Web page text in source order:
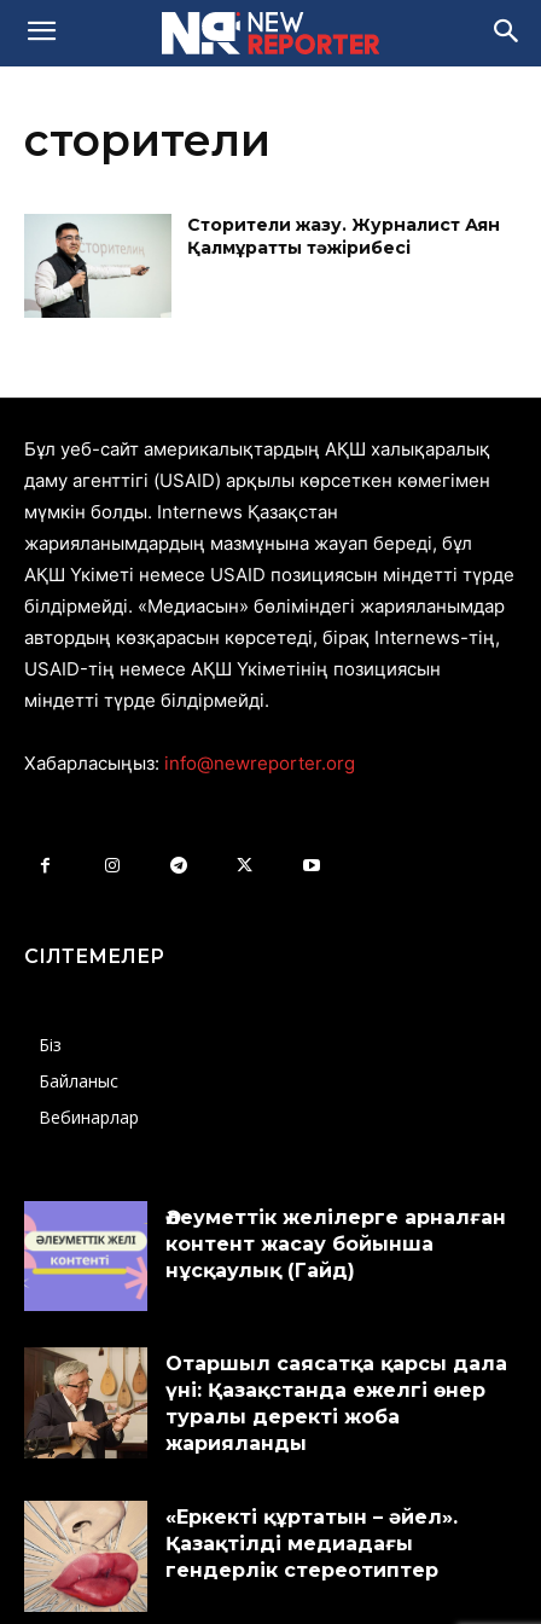
сторителиң
Сторителиң жазу. Журналист Аян
Қалмұраттың тәжірибесі
Бұл уеб-сайт америкалықтардың АҚШ халықаралық
даму агенттігі (USAID) арқылы көрсеткен көмегімен
мүмкін болды. Internews Қазақстан
жарияланымдардың мазмұнына жауап береді, бұл
АҚШ Үкіметі немесе USAID позициясын міндетті түрде
білдірмейді. «Медиасын» бөліміндегі жарияланымдар
автордың көзқарасын көрсетеді, бірақ Internews-тің,
USAID-тің немесе АҚШ Үкіметінің позициясын
міндетті түрде білдірмейді.
Хабарласыңыз: info@newreporter.org
СІЛТЕМЕЛЕР
Біз
Байланыс
Вебинарлар
Әлеуметтік желілерге арналған
контент жасау бойынша
нұсқаулық (Гайд)
Отаршыл саясатқа қарсы дала
үні: Қазақстанда ежелгі өнер
туралы деректі жоба
жарияланды
«Еркекті құртатын – әйел».
Қазақтілді медиадағы
гендерлік стереотиптер